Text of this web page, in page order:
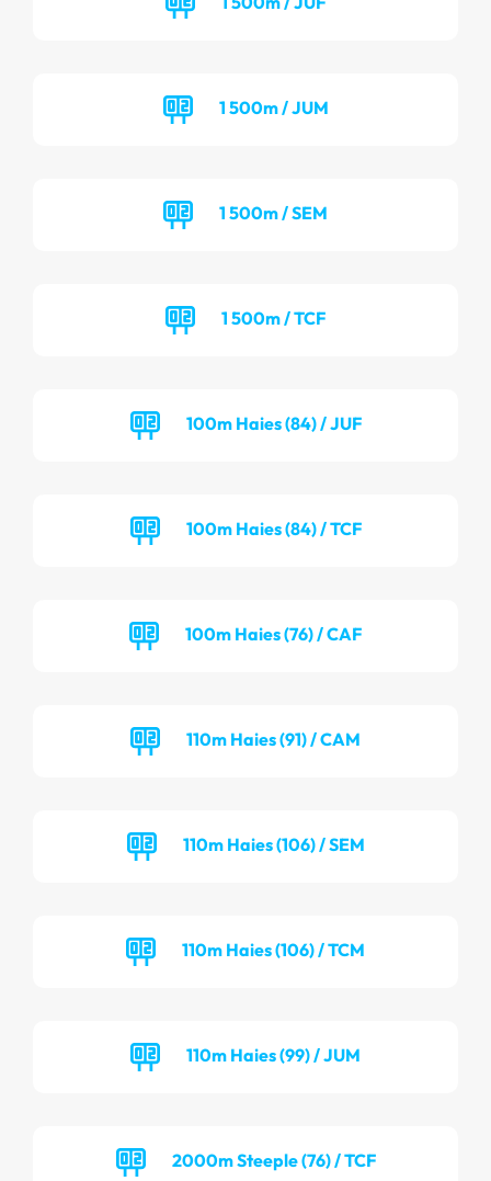
1 500m / JUM
1 500m / SEM
1 500m / TCF
100m Haies (84) / JUF
100m Haies (84) / TCF
100m Haies (76) / CAF
110m Haies (91) / CAM
110m Haies (106) / SEM
110m Haies (106) / TCM
110m Haies (99) / JUM
2000m Steeple (76) / TCF